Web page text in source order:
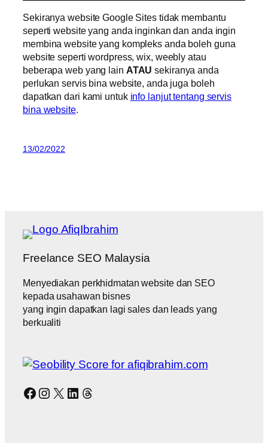
Sekiranya website Google Sites tidak membantu
seperti website yang anda inginkan dan anda ingin
membina website yang kompleks anda boleh guna
website seperti wordpress, wix, weebly atau
beberapa web yang lain ATAUsekiranya anda
perlukan servis bina website, anda juga boleh
dapatkan dari kami untuk info lanjut tentang servis
bina website.
13/02/2022
Freelance SEO Malaysia
Menyediakan perkhidmatan website dan SEO
kepada usahawan bisnes
yang ingin dapatkan lagi sales dan leads yang
berkualiti
Facebook
Instagram
X LinkedIn
Threads